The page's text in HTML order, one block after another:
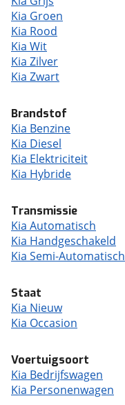
Kia Groen
Kia Rood
Kia Wit
Kia Zilver
Kia Zwart
Brandstof
Kia Benzine
Kia Diesel
Kia Elektriciteit
Kia Hybride
Transmissie
Kia Automatisch
Kia Handgeschakeld
Kia Semi-Automatisch
Staat
Kia Nieuw
Kia Occasion
Voertuigsoort
Kia Bedrijfswagen
Kia Personenwagen